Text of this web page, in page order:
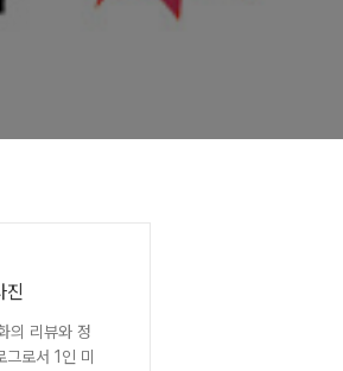
의 리뷰와 정
로서 1인 미